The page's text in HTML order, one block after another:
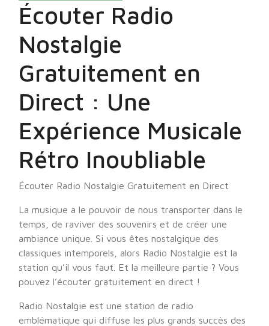
Écouter Radio
Nostalgie
Gratuitement en
Direct : Une
Expérience Musicale
Rétro Inoubliable
Écouter Radio Nostalgie Gratuitement en Direct
La musique a le pouvoir de nous transporter dans le
temps, de raviver des souvenirs et de créer une
ambiance unique. Si vous êtes nostalgique des
classiques intemporels, alors Radio Nostalgie est la
station qu’il vous faut. Et la meilleure partie ? Vous
pouvez l’écouter gratuitement en direct !
Radio Nostalgie est une station de radio
emblématique qui diffuse les plus grands succès des